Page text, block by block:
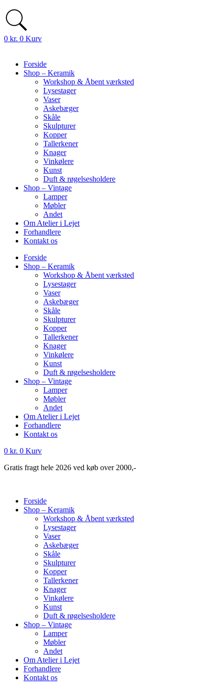
0 kr. 0 Kurv
Forside
Shop – Keramik
Workshop & Åbent værksted
Lysestager
Vaser
Askebæger
Skåle
Skulpturer
Kopper
Tallerkener
Knager
Vinkølere
Kunst
Duft & røgelsesholdere
Shop – Vintage
Lamper
Møbler
Andet
Om Atelier i Lejet
Forhandlere
Kontakt os
Forside
Shop – Keramik
Workshop & Åbent værksted
Lysestager
Vaser
Askebæger
Skåle
Skulpturer
Kopper
Tallerkener
Knager
Vinkølere
Kunst
Duft & røgelsesholdere
Shop – Vintage
Lamper
Møbler
Andet
Om Atelier i Lejet
Forhandlere
Kontakt os
0 kr. 0 Kurv
Gratis fragt hele 2026 ved køb over 2000,-
Forside
Shop – Keramik
Workshop & Åbent værksted
Lysestager
Vaser
Askebæger
Skåle
Skulpturer
Kopper
Tallerkener
Knager
Vinkølere
Kunst
Duft & røgelsesholdere
Shop – Vintage
Lamper
Møbler
Andet
Om Atelier i Lejet
Forhandlere
Kontakt os